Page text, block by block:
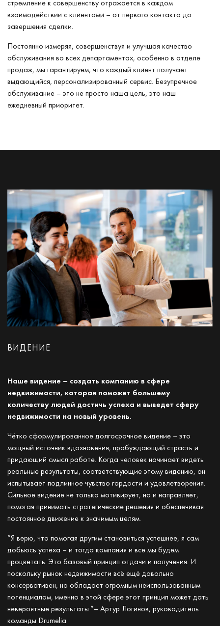
стремление к совершенству отражается в каждом
взаимодействии с клиентами – от первого контакта до
завершения сделки.
Постоянно измеряя, совершенствуя и улучшая качество
обслуживания во всех департаментах, особенно в отделе
продаж, мы гарантируем, что каждый клиент получает
выдающийся, персонализированный сервис. Безупречное
обслуживание – это не просто наша цель, это наш
ежедневный приоритет.
ВИДЕНИЕ
Наше видение – создать компанию в сфере
недвижимости, которая поможет большему
количеству людей достичь успеха и выведет сферу
недвижимости на новый уровень.
Чётко сформулированное долгосрочное видение – это
мощный источник вдохновения, пробуждающий страсть и
придающий смысл работе. Когда человек начинает видеть
реальные результаты, соответствующие этому видению, он
испытывает подлинное чувство гордости и удовлетворения.
Сильное видение не только мотивирует, но и направляет,
помогая принимать стратегические решения и обеспечивая
постоянное движение к значимым целям.
“Я верю, что помогая другим становиться успешнее, я сам
добьюсь успеха – и тогда компания и все мы будем
процветать. Это базовый принцип отдачи и получения. И
поскольку рынок недвижимости всё ещё довольно
консервативен, но обладает огромным неиспользованным
потенциалом, именно в этой сфере этот принцип может дать
невероятные результаты.“– Артур Логинов, руководитель
команды Drumelia